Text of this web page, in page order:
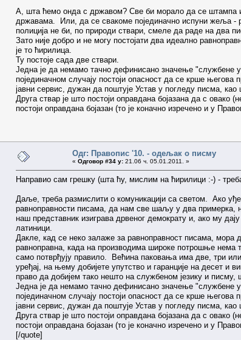
А, шта ћемо онда с државом? Све би морало да се штампа и
државама. Или, да се свакоме појединачно испуни жеља
полиција не би, по природи ствари, смеле да раде на два
Зато није добро и не могу постојати два идеално
је то ћирилица.
Ту постоје сада две ствари.
Једна је да немамо тачно дефинисано значење "службене
појединачном случају постоји опасност да се крше
јавни сервис, дужан да поштује Устав у погледу писма,
Друга ствар је што постоји оправдана бојазана да с
постоји оправдана бојазан (то је коначно изречено и у
Одг: Правопис '10. - одељак о писму
« Одговор #34 у: 21.06 ч. 05.01.2011. »
Направио сам грешку (шта ћу, мислим на ћирилици :-) -
Даље, треба размислити о комуникацији са светом. Ако
равноправности писама, да нам све шаљу у два примерка,
наш представник изиграва дрвеног демократу и, ако му
латиници.
Дакле, кад се неко залаже за равноправност писама,
равноправна, када на производима широке потрошње нема
само потврђују правило. Већина паковања има две, три
уређај, на њему добијете упутство и гаранције на десет
право да добијем тако нешто на службеном језику и
Једна је да немамо тачно дефинисано значење "службене
појединачном случају постоји опасност да се крше
јавни сервис, дужан да поштује Устав у погледу писма,
Друга ствар је што постоји оправдана бојазана да с
постоји оправдана бојазан (то је коначно изречено и у
[/quote]